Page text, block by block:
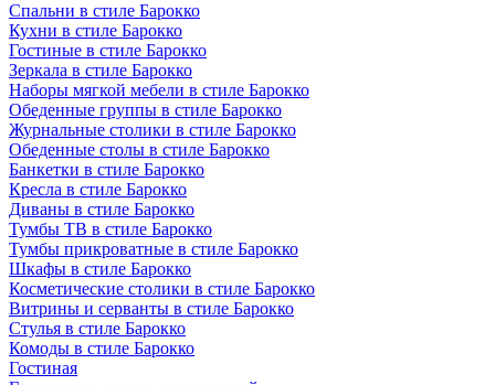
Спальни в стиле Барокко
Кухни в стиле Барокко
Гостиные в стиле Барокко
Зеркала в стиле Барокко
Наборы мягкой мебели в стиле Барокко
Обеденные группы в стиле Барокко
Журнальные столики в стиле Барокко
Обеденные столы в стиле Барокко
Банкетки в стиле Барокко
Кресла в стиле Барокко
Диваны в стиле Барокко
Тумбы ТВ в стиле Барокко
Тумбы прикроватные в стиле Барокко
Шкафы в стиле Барокко
Косметические столики в стиле Барокко
Витрины и серванты в стиле Барокко
Стулья в стиле Барокко
Комоды в стиле Барокко
Гостиная